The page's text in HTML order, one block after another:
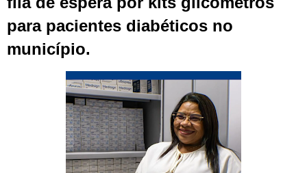
para pacientes diabéticos no
município.